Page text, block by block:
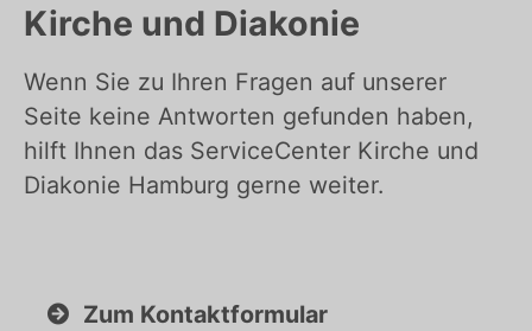
Kirche und Diakonie
Wenn Sie zu Ihren Fragen auf unserer
Seite keine Antworten gefunden haben,
hilft Ihnen das ServiceCenter Kirche und
Diakonie Hamburg gerne weiter.
Zum Kontaktformular